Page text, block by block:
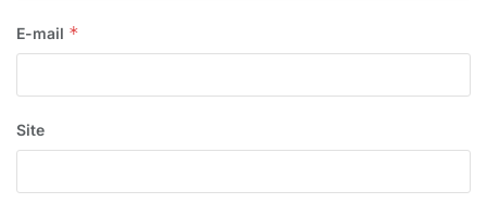
E-mail *
Site